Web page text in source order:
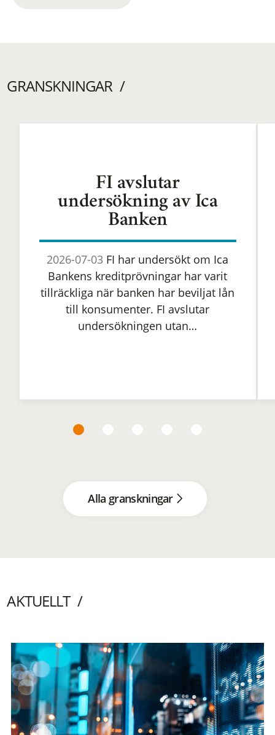
GRANSKNINGAR
FI avslutar
undersökning av Ica
Banken
2026-07-03 FI har undersökt om Ica
Bankens kreditprövningar har varit
tillräckliga när banken har beviljat lån
till konsumenter. FI avslutar
undersökningen utan…
Alla granskningar
AKTUELLT